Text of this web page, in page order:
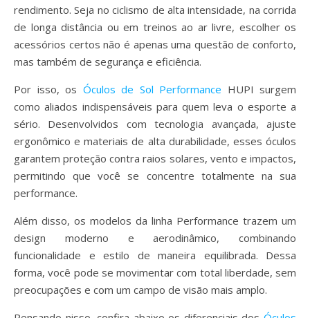
rendimento. Seja no ciclismo de alta intensidade, na corrida
de longa distância ou em treinos ao ar livre, escolher os
acessórios certos não é apenas uma questão de conforto,
mas também de segurança e eficiência.
Por isso, os Óculos de Sol Performance HUPI surgem
como aliados indispensáveis para quem leva o esporte a
sério. Desenvolvidos com tecnologia avançada, ajuste
ergonômico e materiais de alta durabilidade, esses óculos
garantem proteção contra raios solares, vento e impactos,
permitindo que você se concentre totalmente na sua
performance.
Além disso, os modelos da linha Performance trazem um
design moderno e aerodinâmico, combinando
funcionalidade e estilo de maneira equilibrada. Dessa
forma, você pode se movimentar com total liberdade, sem
preocupações e com um campo de visão mais amplo.